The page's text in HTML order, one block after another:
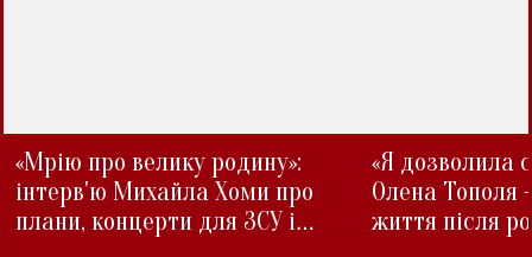
«Мрію про велику родину»:
інтерв'ю Михайла Хоми про
плани, концерти для ЗСУ і
«Я дозволила
Олена Тополя
життя після